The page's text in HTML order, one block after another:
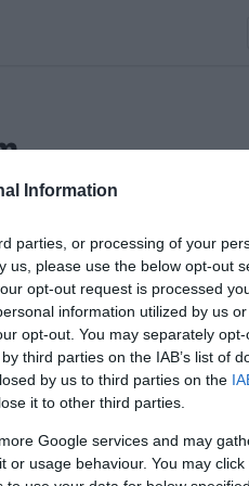
Information
parties, or processing of your
us, please use the below opt-out
opt-out request is processed
information utilized by us
opt-out. You may separately
third parties on the IAB’s list of
by us to third parties on the
it to other third parties.
Google services and may
or usage behaviour. You may
Olasz